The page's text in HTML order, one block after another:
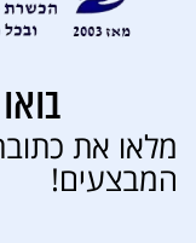
מלאו את
המבצעים!